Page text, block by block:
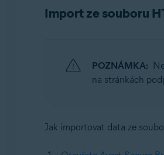
Import ze souboru
POZNÁMKA:
na stránkách
Jak importovat data ze